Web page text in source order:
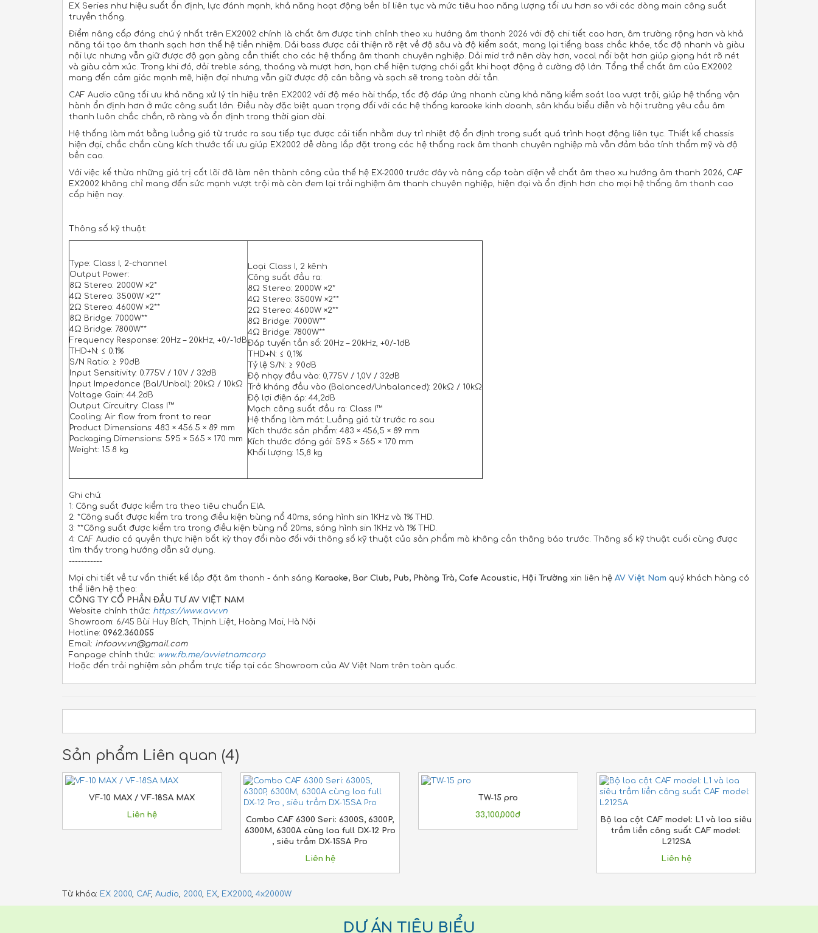
EX Series như hiệu suất ổn định, lực đánh mạnh, khả năng hoạt động bền bỉ liên tục và mức tiêu hao năng lượng tối ưu hơn so với các dòng main công suất
truyền thống.
Điểm nâng cấp đáng chú ý nhất trên EX2002 chính là chất âm được tinh chỉnh theo xu hướng âm thanh 2026 với độ chi tiết cao hơn, âm trường rộng hơn và khả
năng tái tạo âm thanh sạch hơn thế hệ tiền nhiệm. Dải bass được cải thiện rõ rệt về độ sâu và độ kiểm soát, mang lại tiếng bass chắc khỏe, tốc độ nhanh và giàu
nội lực nhưng vẫn giữ được độ gọn gàng cần thiết cho các hệ thống âm thanh chuyên nghiệp. Dải mid trở nên dày hơn, vocal nổi bật hơn giúp giọng hát rõ nét
và giàu cảm xúc. Trong khi đó, dải treble sáng, thoáng và mượt hơn, hạn chế hiện tượng chói gắt khi hoạt động ở cường độ lớn. Tổng thể chất âm của EX2002
mang đến cảm giác mạnh mẽ, hiện đại nhưng vẫn giữ được độ cân bằng và sạch sẽ trong toàn dải tần.
CAF Audio cũng tối ưu khả năng xử lý tín hiệu trên EX2002 với độ méo hài thấp, tốc độ đáp ứng nhanh cùng khả năng kiểm soát loa vượt trội, giúp hệ thống vận
hành ổn định hơn ở mức công suất lớn. Điều này đặc biệt quan trọng đối với các hệ thống karaoke kinh doanh, sân khấu biểu diễn và hội trường yêu cầu âm
thanh luôn chắc chắn, rõ ràng và ổn định trong thời gian dài.
Hệ thống làm mát bằng luồng gió từ trước ra sau tiếp tục được cải tiến nhằm duy trì nhiệt độ ổn định trong suốt quá trình hoạt động liên tục. Thiết kế chassis
hiện đại, chắc chắn cùng kích thước tối ưu giúp EX2002 dễ dàng lắp đặt trong các hệ thống rack âm thanh chuyên nghiệp mà vẫn đảm bảo tính thẩm mỹ và độ
bền cao.
Với việc kế thừa những giá trị cốt lõi đã làm nên thành công của thế hệ EX-2000 trước đây và nâng cấp toàn diện về chất âm theo xu hướng âm thanh 2026, CAF
EX2002 không chỉ mang đến sức mạnh vượt trội mà còn đem lại trải nghiệm âm thanh chuyên nghiệp, hiện đại và ổn định hơn cho mọi hệ thống âm thanh cao
cấp hiện nay.
Thông số kỹ thuật:
Type: Class I, 2-channel
Output Power:
8Ω Stereo: 2000W ×2*
4Ω Stereo: 3500W ×2**
2Ω Stereo: 4600W ×2**
8Ω Bridge: 7000W**
4Ω Bridge: 7800W**
Frequency Response: 20Hz – 20kHz, +0/-1dB
THD+N: ≤ 0.1%
S/N Ratio: ≥ 90dB
Input Sensitivity: 0.775V / 1.0V / 32dB
Input Impedance (Bal/Unbal): 20kΩ / 10kΩ
Voltage Gain: 44.2dB
Output Circuitry: Class I™
Cooling: Air flow from front to rear
Product Dimensions: 483 × 456.5 × 89 mm
Packaging Dimensions: 595 × 565 × 170 mm
Weight: 15.8 kg
Loại: Class I, 2 kênh
Công suất đầu ra:
8Ω Stereo: 2000W ×2*
4Ω Stereo: 3500W ×2**
2Ω Stereo: 4600W ×2**
8Ω Bridge: 7000W**
4Ω Bridge: 7800W**
Đáp tuyến tần số: 20Hz – 20kHz, +0/-1dB
THD+N: ≤ 0,1%
Tỷ lệ S/N: ≥ 90dB
Độ nhạy đầu vào: 0,775V / 1,0V / 32dB
Trở kháng đầu vào (Balanced/Unbalanced): 20kΩ / 10kΩ
Độ lợi điện áp: 44,2dB
Mạch công suất đầu ra: Class I™
Hệ thống làm mát: Luồng gió từ trước ra sau
Kích thước sản phẩm: 483 × 456,5 × 89 mm
Kích thước đóng gói: 595 × 565 × 170 mm
Khối lượng: 15,8 kg
Ghi chú:
1: Công suất được kiểm tra theo tiêu chuẩn EIA.
2: *Công suất được kiểm tra trong điều kiện bùng nổ 40ms, sóng hình sin 1KHz và 1% THD.
3: **Công suất được kiểm tra trong điều kiện bùng nổ 20ms, sóng hình sin 1KHz và 1% THD.
4: CAF Audio có quyền thực hiện bất kỳ thay đổi nào đối với thông số kỹ thuật của sản phẩm mà không cần thông báo trước. Thông số kỹ thuật cuối cùng được
tìm thấy trong hướng dẫn sử dụng.
-----------
Mọi chi tiết về tư vấn thiết kế lắp đặt âm thanh - ánh sáng Karaoke, Bar Club, Pub, Phòng Trà, Cafe Acoustic, Hội Trường xin liên hệ AV Việt Nam quý khách hàng có
thể liên hệ theo:
CÔNG TY CỔ PHẦN ĐẦU TƯ AV VIỆT NAM
Website chính thức: https://www.avv.vn
Showroom: 6/45 Bùi Huy Bích, Thịnh Liệt, Hoàng Mai, Hà Nội
Hotline: 0962.360.055
Email: infoavv.vn@gmail.com
Fanpage chính thức: www.fb.me/avvietnamcorp
Hoặc đến trải nghiệm sản phẩm trực tiếp tại các Showroom của AV Việt Nam trên toàn quốc.
Sản phẩm Liên quan (4)
VF-10 MAX / VF-18SA MAX
Liên hệ
Combo CAF 6300 Seri: 6300S, 6300P,
6300M, 6300A cùng loa full DX-12 Pro
, siêu trầm DX-15SA Pro
Liên hệ
TW-15 pro
33,100,000đ
Bộ loa cột CAF model: L1 và loa siêu
trầm liền công suất CAF model:
L212SA
Liên hệ
Từ khóa: EX 2000, CAF, Audio, 2000, EX, EX2000, 4x2000W
DỰ ÁN TIÊU BIỂU